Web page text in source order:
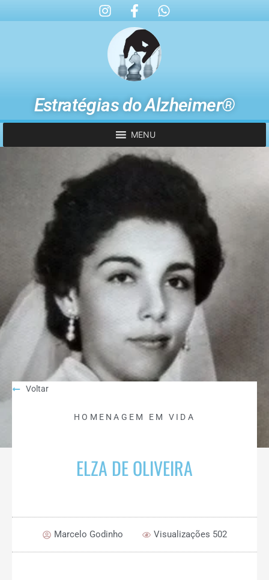
Estratégias do Alzheimer®
MENU
Voltar
HOMENAGEM EM VIDA
ELZA DE OLIVEIRA
Marcelo Godinho Visualizações 502